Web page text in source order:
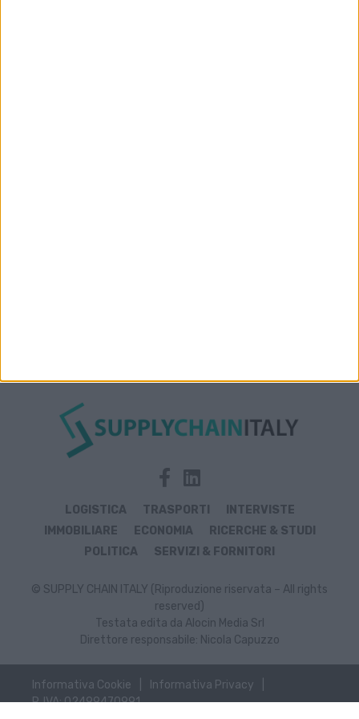
LOGISTICA TRASPORTI
INTERVISTE
IMMOBILIARE
ECONOMIA
RICERCHE & STUDI
POLITICA
SERVIZI & FORNITORI
© SUPPLY CHAIN ITALY (Riproduzione riservata – All rights
reserved)
Testata edita da Alocin Media Srl
Direttore responsabile: Nicola Capuzzo
Informativa Cookie
Informativa Privacy
P. IVA: 02499470991